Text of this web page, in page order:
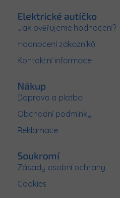
Elektrické autíčko
Jak ověřujeme hodnocení?
Hodnocení zákazníků
Kontaktní informace
Nákup
Doprava a platba
Obchodní podmínky
Reklamace
Soukromí
Zásady osobní ochrany
Cookies